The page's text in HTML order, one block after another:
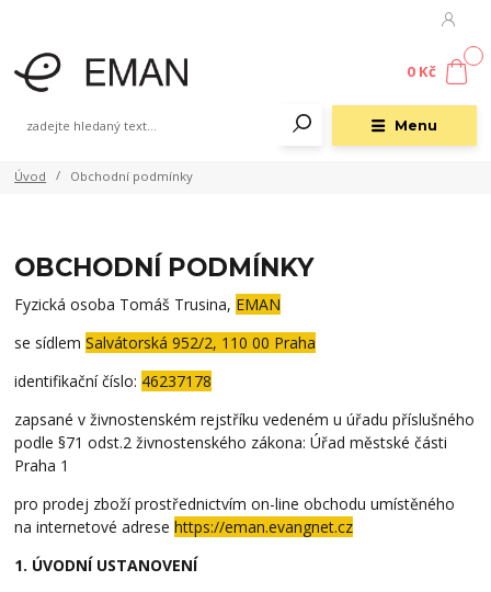
Menu
0 Kč
Úvod Obchodní podmínky
OBCHODNÍ PODMÍNKY
Fyzická osoba Tomáš Trusina, EMAN
se sídlemSalvátorská 952/2, 110 00 Praha
identifikační číslo: 46237178
zapsané v živnostenském rejstříku vedeném u úřadu příslušného
podle §71 odst.2 živnostenského zákona: Úřad městské části
Praha 1
pro prodej zboží prostřednictvím on-line obchodu umístěného
na internetové adresehttps://eman.evangnet.cz
1. ÚVODNÍ USTANOVENÍ